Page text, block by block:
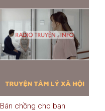
Bán chồng cho bạn